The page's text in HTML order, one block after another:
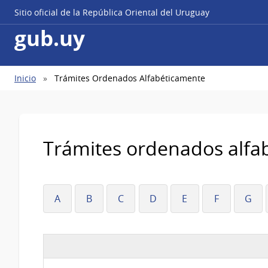
Sitio oficial de la República Oriental del Uruguay
gub.uy
Ruta
Inicio Trámites Ordenados Alfabéticamente
Trámites ordenados
A B C D E F G